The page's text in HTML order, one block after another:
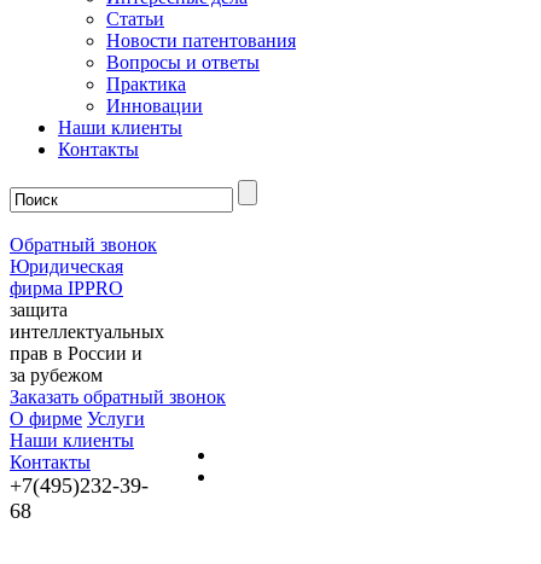
Статьи
Новости патентования
Вопросы и ответы
Практика
Инновации
Наши клиенты
Контакты
Обратный звонок
Юридическая
фирма IPPRO
защита
интеллектуальных
прав в России и
за рубежом
Заказать обратный звонок
О фирме Услуги
Наши клиенты
Контакты
+7(495)232-39-
68